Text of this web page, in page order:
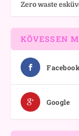
Zero waste
KÖVESSEN
Google